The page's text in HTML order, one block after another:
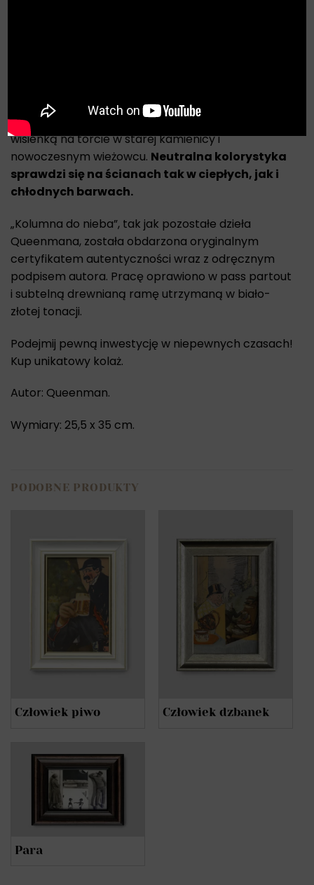
przedsiębiorstw, salach spotkań z kontrahentami,
restauracjach czy kawiarniach. Obraz ten będzie
wisienką na torcie w starej kamienicy i
nowoczesnym wieżowcu. Neutralna kolorystyka
sprawdzi się na ścianach tak w ciepłych, jak i
chłodnych barwach.
„Kolumna do nieba”, tak jak pozostałe dzieła
Queenmana, została obdarzona oryginalnym
certyfikatem autentyczności wraz z odręcznym
podpisem autora. Pracę oprawiono w pass partout
i subtelną drewnianą ramę utrzymaną w biało-
złotej tonacji.
Podejmij pewną inwestycję w niepewnych czasach!
Kup unikatowy kolaż.
Autor: Queenman.
Wymiary: 25,5 x 35 cm.
PODOBNE PRODUKTY
Człowiek piwo Człowiek dzbanek
Para